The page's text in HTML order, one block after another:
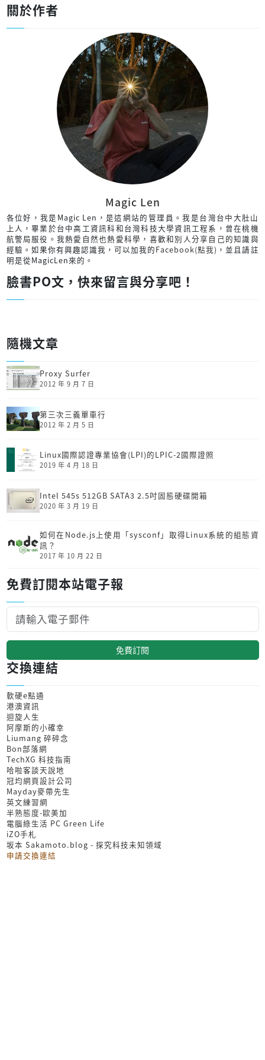
關於作者
Magic Len
各位好，我是Magic Len，是這網站的管理員。我是台灣台中大肚山
上人，畢業於台中高工資訊科和台灣科技大學資訊工程系，曾在桃機
航警局服役。我熱愛自然也熱愛科學，喜歡和別人分享自己的知識與
經驗。如果你有興趣認識我，可以加我的Facebook(點我) ，並且請註
明是從MagicLen來的。
臉書PO文，快來留言與分享吧！
隨機文章
Proxy Surfer
2012 年 9 月 7 日
第三次三義單車行
2012 年 2 月 5 日
Linux國際認證專業協會(LPI)的LPIC-2國際證照
2019 年 4 月 18 日
Intel 545s 512GB SATA3 2.5吋固態硬碟開箱
2020 年 3 月 19 日
如何在Node.js上使用「sysconf」取得Linux系統的組態資
訊？
2017 年 10 月 22 日
免費訂閱本站電子報
免費訂閱
交換連結
軟硬e點通
港澳資訊
迴旋人生
阿摩斯的小確幸
Liumang 碎碎念
Bon部落網
TechXG 科技指南
哈啦客談天說地
冠均網頁設計公司
Mayday麥帶先生
英文練習網
半熟態度-歐美加
電腦綠生活 PC Green Life
iZO手札
坂本 Sakamoto.blog - 探究科技未知領域
申請交換連結